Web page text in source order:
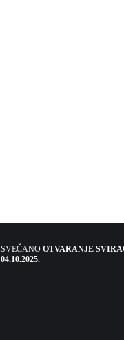
SVEČANO OTVARANJE
04.10.2025.